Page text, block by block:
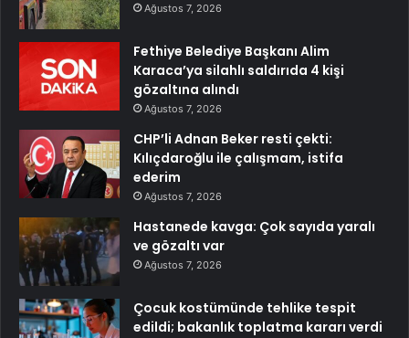
Ağustos 7, 2026
Fethiye Belediye Başkanı Alim
Karaca’ya silahlı saldırıda 4 kişi
gözaltına alındı
Ağustos 7, 2026
CHP’li Adnan Beker resti çekti:
Kılıçdaroğlu ile çalışmam, istifa
ederim
Ağustos 7, 2026
Hastanede kavga: Çok sayıda yaralı
ve gözaltı var
Ağustos 7, 2026
Çocuk kostümünde tehlike tespit
edildi; bakanlık toplatma kararı verdi